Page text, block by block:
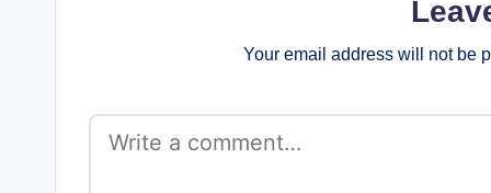
Your email address will not be